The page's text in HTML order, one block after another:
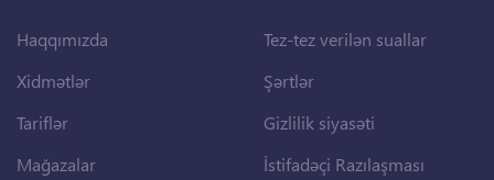
Haqqımızda
Xidmətlər
Tariflər
Mağazalar
Tez-tez verilən suallar
Şərtlər
Gizlilik siyasəti
İstifadəçi Razılaşması